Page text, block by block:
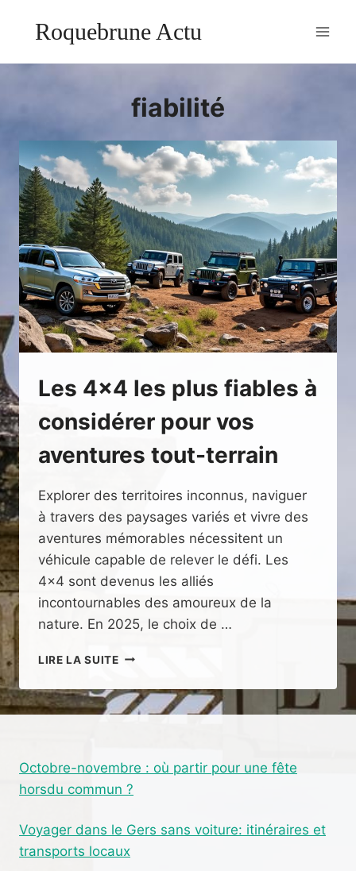
Roquebrune Actu
fiabilité
Les 4×4 les plus fiables à
considérer pour vos
aventures tout-terrain
Explorer des territoires inconnus, naviguer
à travers des paysages variés et vivre des
aventures mémorables nécessitent un
véhicule capable de relever le défi. Les
4×4 sont devenus les alliés
incontournables des amoureux de la
nature. En 2025, le choix de …
LIRE LA SUITELES
LES
PLUS
POUR
VOS
TOUT-
TERRAIN
Octobre-novembre : où partir pour une fête
horsdu commun ?
Voyager dans le Gers sans voiture: itinéraires et
transports locaux